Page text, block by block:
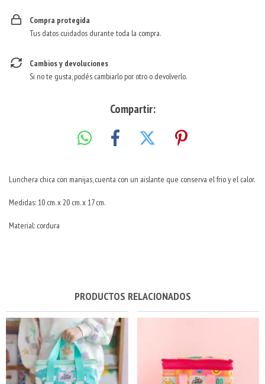
Compra protegida
Tus datos cuidados durante toda la compra.
Cambios y devoluciones
Si no te gusta, podés cambiarlo por otro o devolverlo.
Compartir:
Lunchera chica con manijas, cuenta con un aislante que conserva el frio y el calor.
Medidas: 10 cm. x 20 cm. x 17 cm.
Material: cordura
PRODUCTOS RELACIONADOS